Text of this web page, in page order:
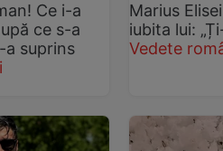
Ce i-a
ce s-a
a suprins
Marius
iubita lui:
Vedete